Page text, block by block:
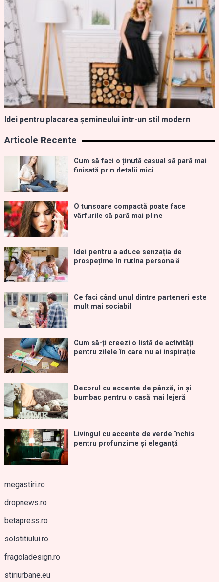
Idei pentru placarea șemineului într-un stil modern
Articole Recente
Cum să faci o ținută casual să pară mai
finisată prin detalii mici
O tunsoare compactă poate face
vârfurile să pară mai pline
Idei pentru a aduce senzația de
prospețime în rutina personală
Ce faci când unul dintre parteneri este
mult mai sociabil
Cum să-ți creezi o listă de activități
pentru zilele în care nu ai inspirație
Decorul cu accente de pânză, in și
bumbac pentru o casă mai lejeră
Livingul cu accente de verde închis
pentru profunzime și eleganță
megastiri.ro
dropnews.ro
betapress.ro
solstitiului.ro
fragoladesign.ro
stiriurbane.eu